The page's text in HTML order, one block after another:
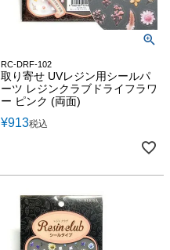
RC-DRF-102
取り寄せ UVレジン用シールパ
ーツ レジンクラブドライフラワ
ー ピンク (両面)
¥913税込